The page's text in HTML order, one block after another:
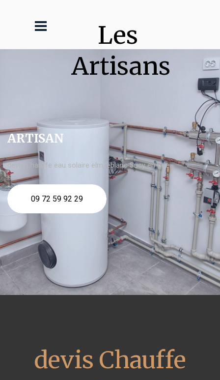
Les
Artisans
ARTISAN
devis Chauffe eau solaire elm leblanc Sucy en Brie
09 72 59 92 29
devis Chauffe